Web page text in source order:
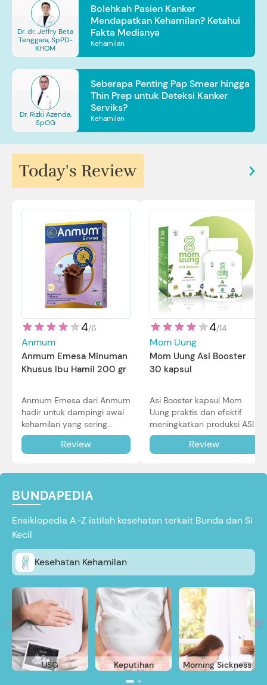
Dr. dr. Jeffry Beta
Tenggara, SpPD-
KHOM
Bolehkah Pasien Kanker
Mendapatkan Kehamilan? Ketahui
Fakta Medisnya
Kehamilan
Dr. Rizki Azenda,
SpOG
Seberapa Penting Pap Smear hingga
Thin Prep untuk Deteksi Kanker
Serviks?
Kehamilan
Today's Review
4/6
Anmum
Anmum Emesa Minuman
Khusus Ibu Hamil 200 gr
Anmum Emesa dari Anmum
hadir untuk dampingi awal
kehamilan yang sering
diiringi dengan mual dan
muntah. Simak reviewnya di
Review
4/14
Mom Uung
Mom Uung Asi Booster
30 kapsul
Asi Booster kapsul Mom
Uung praktis dan efektif
meningkatkan produksi ASI
Bunda untuk Si Kecil. Simak
review lengkapnya di sini.
Review
BUNDAPEDIA
Ensiklopedia A-Z istilah kesehatan terkait Bunda dan Si
Kecil
Kesehatan Kehamilan
USG Keputihan Morning Sickness